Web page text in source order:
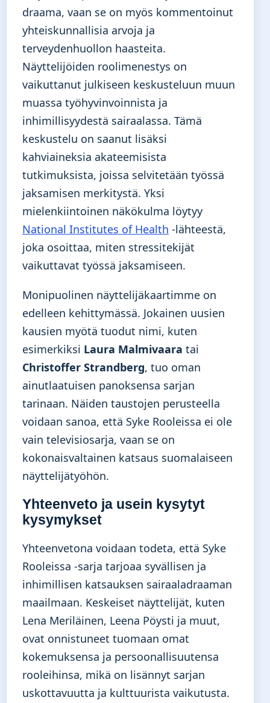
draama, vaan se on myös kommentoinut
yhteiskunnallisia arvoja ja
terveydenhuollon haasteita.
Näyttelijöiden roolimenestys on
vaikuttanut julkiseen keskusteluun muun
muassa työhyvinvoinnista ja
inhimillisyydestä sairaalassa. Tämä
keskustelu on saanut lisäksi
kahviaineksia akateemisista
tutkimuksista, joissa selvitetään työssä
jaksamisen merkitystä. Yksi
mielenkiintoinen näkökulma löytyy
National Institutes of Health -lähteestä,
joka osoittaa, miten stressitekijät
vaikuttavat työssä jaksamiseen.
Monipuolinen näyttelijäkaartimme on
edelleen kehittymässä. Jokainen uusien
kausien myötä tuodut nimi, kuten
esimerkiksi Laura Malmivaara tai
Christoffer Strandberg, tuo oman
ainutlaatuisen panoksensa sarjan
tarinaan. Näiden taustojen perusteella
voidaan sanoa, että Syke Rooleissa ei ole
vain televisiosarja, vaan se on
kokonaisvaltainen katsaus suomalaiseen
näyttelijätyöhön.
Yhteenveto ja usein kysytyt
kysymykset
Yhteenvetona voidaan todeta, että Syke
Rooleissa -sarja tarjoaa syvällisen ja
inhimillisen katsauksen sairaaladraaman
maailmaan. Keskeiset näyttelijät, kuten
Lena Meriläinen, Leena Pöysti ja muut,
ovat onnistuneet tuomaan omat
kokemuksensa ja persoonallisuutensa
rooleihinsa, mikä on lisännyt sarjan
uskottavuutta ja kulttuurista vaikutusta.